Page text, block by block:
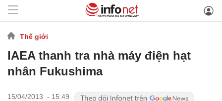
Thế giới
IAEA thanh tra nhà máy điện hạt
nhân Fukushima
15/04/2013 - 15:49